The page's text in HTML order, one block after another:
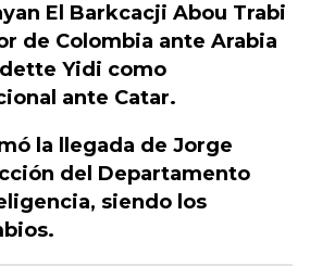
El Barkcacji Abou Trabi
de Colombia ante Arabia
Yidi como
ante Catar.
la llegada de Jorge
del Departamento
siendo los